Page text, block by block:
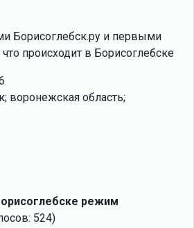
Борисоглебск.ру и первыми
происходит в Борисоглебске
воронежская область;
режим
524)